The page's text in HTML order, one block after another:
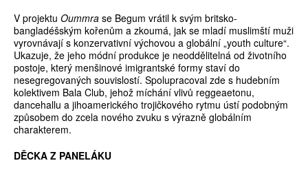
V projektu Oummra se Begum vrátil k svým britsko-
bangladéšským kořenům a zkoumá, jak se mladí muslimští muži
vyrovnávají s konzervativní výchovou a globální „youth culture“.
Ukazuje, že jeho módní produkce je neoddělitelná od životního
postoje, který menšinové imigrantské formy staví do
nesegregovaných souvislostí. Spolupracoval zde s hudebním
kolektivem Bala Club, jehož míchání vlivů reggeaetonu,
dancehallu a jihoamerického trojičkového rytmu ústí podobným
způsobem do zcela nového zvuku s výrazně globálním
charakterem.
DĚCKA Z PANELÁKU